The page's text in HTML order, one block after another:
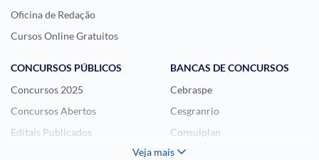
Oficina de Redação
Cursos Online Gratuitos
CONCURSOS PÚBLICOS
Concursos 2025
Concursos Abertos
Editais Publicados
BANCAS DE CONCURSOS
Cebraspe
Cesgranrio
Consulplan
FCC
Veja mais